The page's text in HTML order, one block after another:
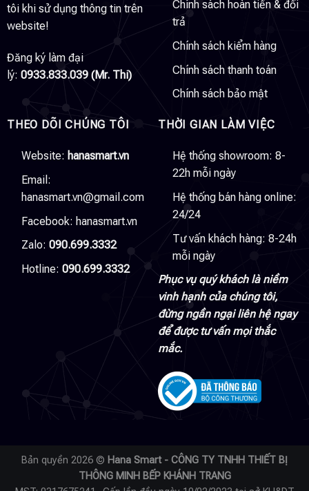
tôi khi sử dụng thông tin trên
website!
Đăng ký làm đại
lý: 0933.833.039 (Mr. Thi)
Chính sách hoàn tiền & đổi
trả
Chính sách kiểm hàng
Chính sách thanh toán
Chính sách bảo mật
THEO DÕI CHÚNG TÔI
Website: hanasmart.vn
Email:
hanasmart.vn@gmail.com
Facebook: hanasmart.vn
Zalo: 090.699.3332
Hotline: 090.699.3332
THỜI GIAN LÀM VIỆC
Hệ thống showroom: 8-
22h mỗi ngày
Hệ thống bán hàng online:
24/24
Tư vấn khách hàng: 8-24h
mỗi ngày
Phục vụ quý khách là niềm
vinh hạnh của chúng tôi,
đừng ngần ngại liên hệ ngay
để được tư vấn mọi thắc
mắc.
Bản quyền 2026 © Hana Smart - CÔNG TY TNHH THIẾT BỊ
THÔNG MINH BẾP KHÁNH TRANG